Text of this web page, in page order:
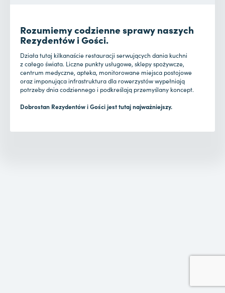
Rozumiemy codzienne sprawy naszych
Rezydentów i Gości.
Działa tutaj kilkanaście restauracji serwujących dania kuchni
z całego świata. Liczne punkty usługowe, sklepy spożywcze,
centrum medyczne, apteka, monitorowane miejsca postojowe
oraz imponująca infrastruktura dla rowerzystów wypełniają
potrzeby dnia codziennego i podkreślają przemyślany koncept.
Dobrostan Rezydentów i Gości jest tutaj najważniejszy.